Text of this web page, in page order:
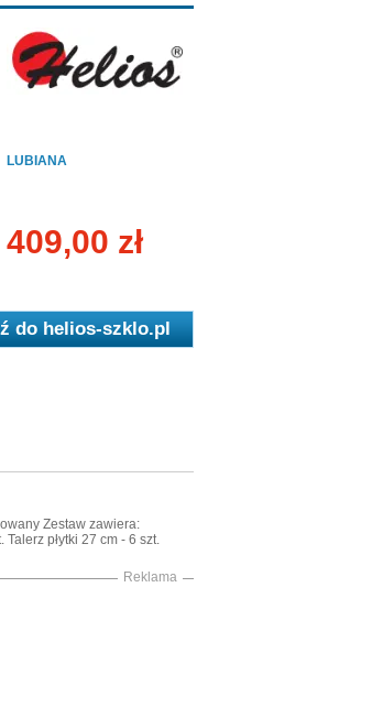
LUBIANA
409,00 zł
dohelios-szklo.pl
Zestaw zawiera:
płytki 27 cm - 6 szt.
Reklama